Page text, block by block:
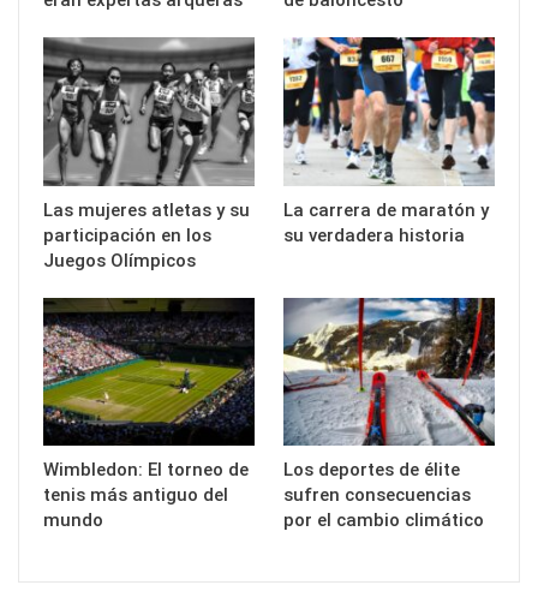
Las mujeres atletas y su
participación en los
Juegos Olímpicos
La carrera de maratón y
su verdadera historia
Wimbledon: El torneo de
tenis más antiguo del
mundo
Los deportes de élite
sufren consecuencias
por el cambio climático